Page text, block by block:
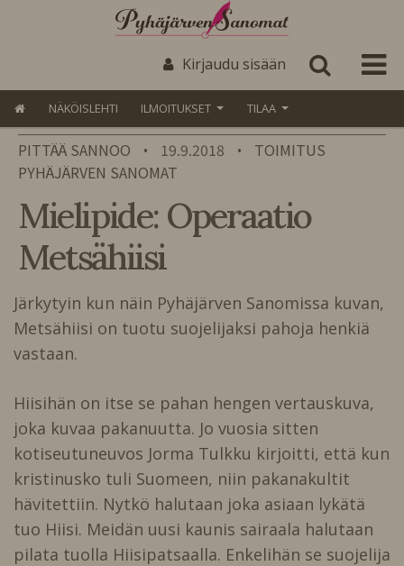
Kirjaudu sisään
NÄKÖISLEHTI ILMOITUKSET TILAA
PITTÄÄ SANNOO • 19.9.2018 •
TOIMITUS
PYHÄJÄRVEN SANOMAT
Mielipide: Operaatio
Metsähiisi
Järkytyin kun näin Pyhäjärven Sanomissa kuvan,
Metsähiisi on tuotu suojelijaksi pahoja henkiä
vastaan.
Hiisihän on itse se pahan hengen vertauskuva,
joka kuvaa pakanuutta. Jo vuosia sitten
kotiseutuneuvos Jorma Tulkku kirjoitti, että kun
kristinusko tuli Suomeen, niin pakanakultit
hävitettiin. Nytkö halutaan joka asiaan lykätä
tuo Hiisi. Meidän uusi kaunis sairaala halutaan
pilata tuolla Hiisipatsaalla. Enkelihän se suojelija